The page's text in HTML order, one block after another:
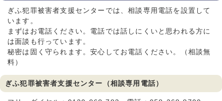
ぎふ犯罪被害者支援センターでは、相談専用電話を設置して
います。
まずはお電話ください。電話では話しにくいと思われる方に
は面談も行っています。
秘密は固く守られます。安心してお電話ください。（相談無
料）
ぎふ犯罪被害者支援センター（相談専用電話）